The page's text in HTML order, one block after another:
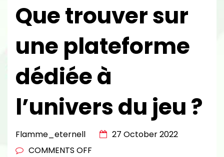
Que trouver sur
une plateforme
dédiée à
l’univers du jeu ?
Flamme_eternell
27 October 2022
COMMENTS OFF